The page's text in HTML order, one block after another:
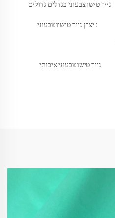
נייר טישו צבעוני בגדלים גדולים
: יצרן נייר טישיו צבעוני
נייר טישו צבעוני איכותי